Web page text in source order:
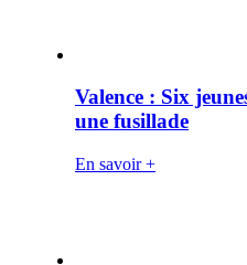
Valence : Six
une fusillade
En savoir +